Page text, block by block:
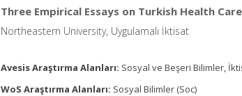
Three Empirical Essays on Turkish Health
Northeastern University, Uygulamalı İktisat
Avesis Araştırma Alanları: Sosyal ve Beşeri Bilimler,
WoS Araştırma Alanları: Sosyal Bilimler (Soc)